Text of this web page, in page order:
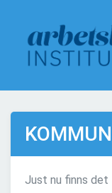
Just nu finns